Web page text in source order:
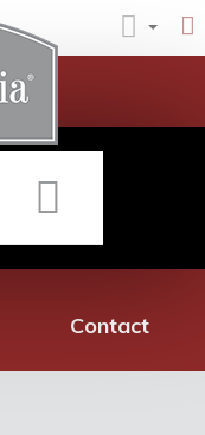
Rețea librării
Contact